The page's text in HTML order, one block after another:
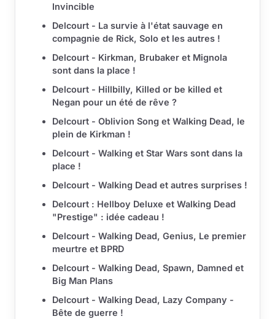
Invincible
Delcourt - La survie à l'état sauvage en
compagnie de Rick, Solo et les autres !
Delcourt - Kirkman, Brubaker et Mignola
sont dans la place !
Delcourt - Hillbilly, Killed or be killed et
Negan pour un été de rêve ?
Delcourt - Oblivion Song et Walking Dead, le
plein de Kirkman !
Delcourt - Walking et Star Wars sont dans la
place !
Delcourt - Walking Dead et autres surprises !
Delcourt : Hellboy Deluxe et Walking Dead
"Prestige" : idée cadeau !
Delcourt - Walking Dead, Genius, Le premier
meurtre et BPRD
Delcourt - Walking Dead, Spawn, Damned et
Big Man Plans
Delcourt - Walking Dead, Lazy Company -
Bête de guerre !